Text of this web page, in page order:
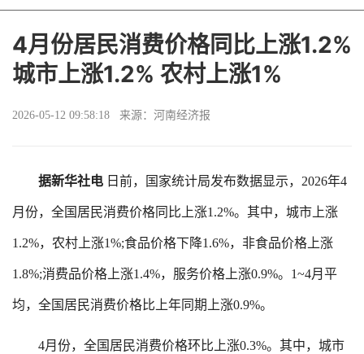
4月份居民消费价格同比上涨1.2%
城市上涨1.2% 农村上涨1%
2026-05-12 09:58:18 来源：河南经济报
据新华社电 日前，国家统计局发布数据显示，2026年4
月份，全国居民消费价格同比上涨1.2%。其中，城市上涨
1.2%，农村上涨1%;食品价格下降1.6%，非食品价格上涨
1.8%;消费品价格上涨1.4%，服务价格上涨0.9%。1~4月平
均，全国居民消费价格比上年同期上涨0.9%。
4月份，全国居民消费价格环比上涨0.3%。其中，城市